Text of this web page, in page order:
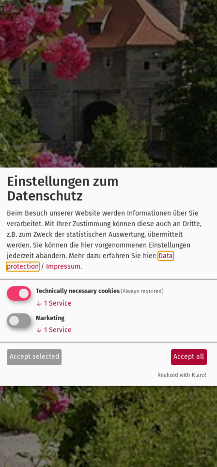
Einstellungen zum
Datenschutz
Beim Besuch unserer Website werden Informationen über Sie
verarbeitet. Mit Ihrer Zustimmung können diese auch an Dritte,
z.B. zum Zweck der statistischen Auswertung, übermittelt
werden. Sie können die hier vorgenommenen Einstellungen
jederzeit abändern. Mehr dazu erfahren Sie hier: Data
protection / Impressum.
Technically necessary cookies(Always required)
↓ 1 Service
Marketing
↓ 1 Service
Accept selected Accept all
Realized with Klaro!